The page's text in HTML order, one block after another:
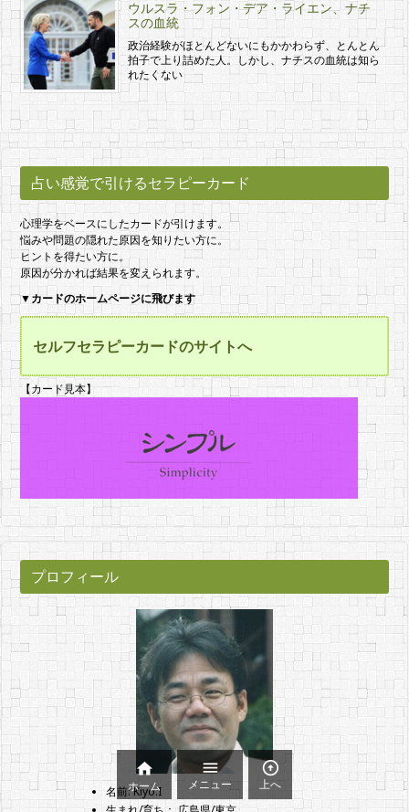
ウルスラ・フォン・デア・ライエン、ナチ
スの血統
政治経験がほとんどないにもかかわらず、とんとん
拍子で上り詰めた人。しかし、ナチスの血統は知ら
れたくない
占い感覚で引けるセラピーカード
心理学をベースにしたカードが引けます。
悩みや問題の隠れた原因を知りたい方に。
ヒントを得たい方に。
原因が分かれば結果を変えられます。
▼カードのホームページに飛びます
セルフセラピーカードのサイトへ
【カード見本】
プロフィール
名前: Kiyo.I

ホーム

メニュー

上へ